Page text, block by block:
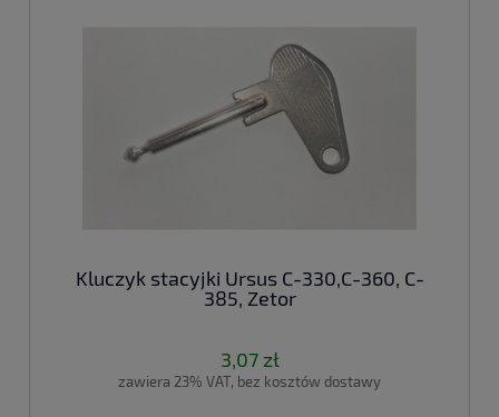
Kluczyk stacyjki Ursus C-330,C-360, C-
385, Zetor
3,07 zł
zawiera 23% VAT, bez kosztów dostawy